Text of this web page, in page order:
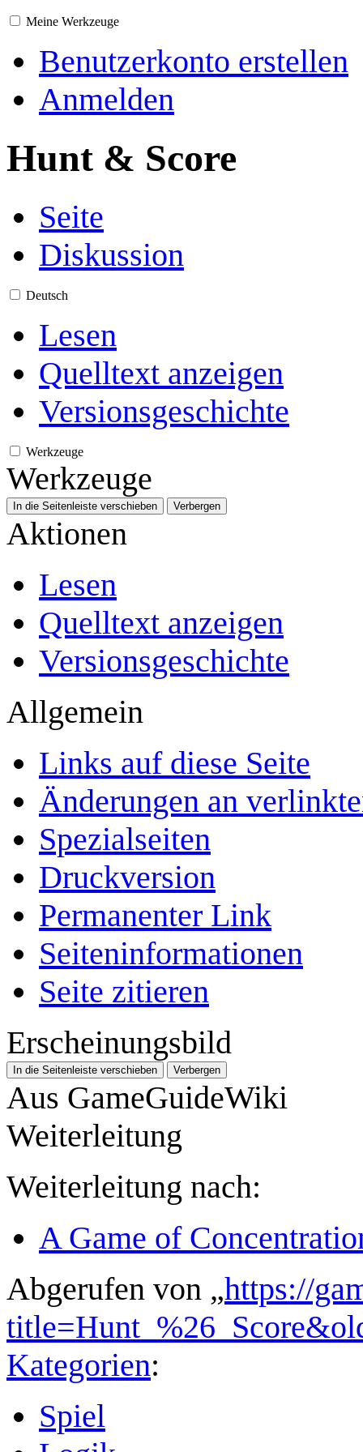
Meine Werkzeuge
Benutzerkonto erstellen
Anmelden
Hunt & Score
Seite
Diskussion
Deutsch
Lesen
Quelltext anzeigen
Versionsgeschichte
Werkzeuge
Werkzeuge
In die Seitenleiste verschieben Verbergen
Aktionen
Lesen
Quelltext anzeigen
Versionsgeschichte
Allgemein
Links auf diese Seite
Änderungen an
Spezialseiten
Druckversion
Permanenter Link
Seiten­­informationen
Seite zitieren
Erscheinungsbild
In die Seitenleiste verschieben Verbergen
Aus GameGuideWiki
Weiterleitung
Weiterleitung nach:
A Game of
Abgerufen von „https://
Kategorien:
Spiel